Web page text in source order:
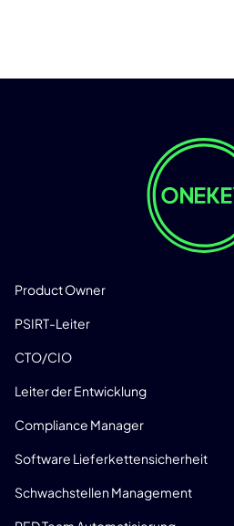
Product Owner
PSIRT-Leiter
CTO/CIO
Leiter der Entwicklung
Compliance Manager
Software Lieferkettensicherheit
Schwachstellen Management